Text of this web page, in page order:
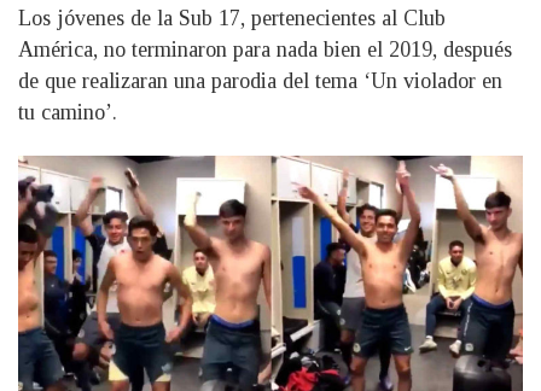
Los jóvenes de la Sub 17, pertenecientes al Club
América, no terminaron para nada bien el 2019, después
de que realizaran una parodia del tema ‘Un violador en
tu camino’.